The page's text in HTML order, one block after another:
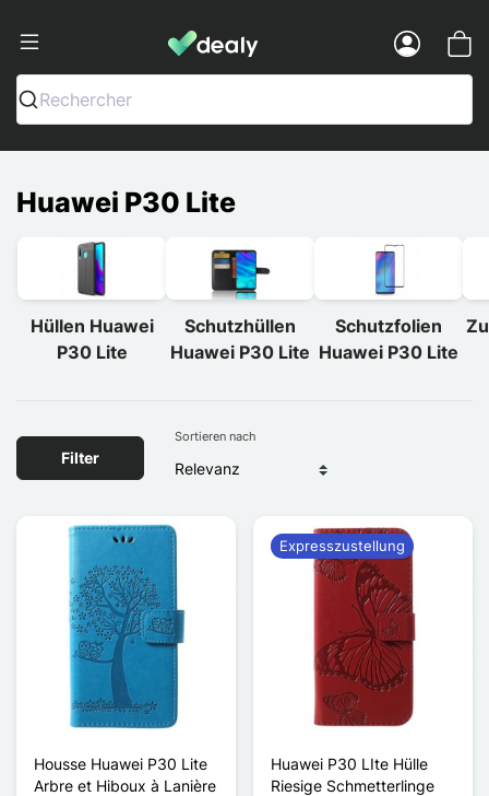
Dealy - Hüllen und Zubehör für
Rechercher
Huawei P30 Lite
Hüllen Huawei
P30 Lite
Schutzhüllen
Huawei P30 Lite
Schutzfolien
Huawei P30 Lite
Filter
Sortieren nach
Housse Huawei P30 Lite
Arbre et Hiboux à Lanière
Huawei P30 LIte Hülle
Riesige Schmetterlinge
Expresszustellung